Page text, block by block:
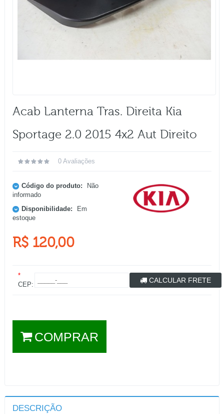
Acab Lanterna Tras. Direita Kia
Sportage 2.0 2015 4x2 Aut Direito
0 Avaliações
Código do produto:
Não
informado
Disponibilidade:
Em
estoque
R$ 120,00
*
CEP:
CALCULAR FRETE
COMPRAR
DESCRIÇÃO